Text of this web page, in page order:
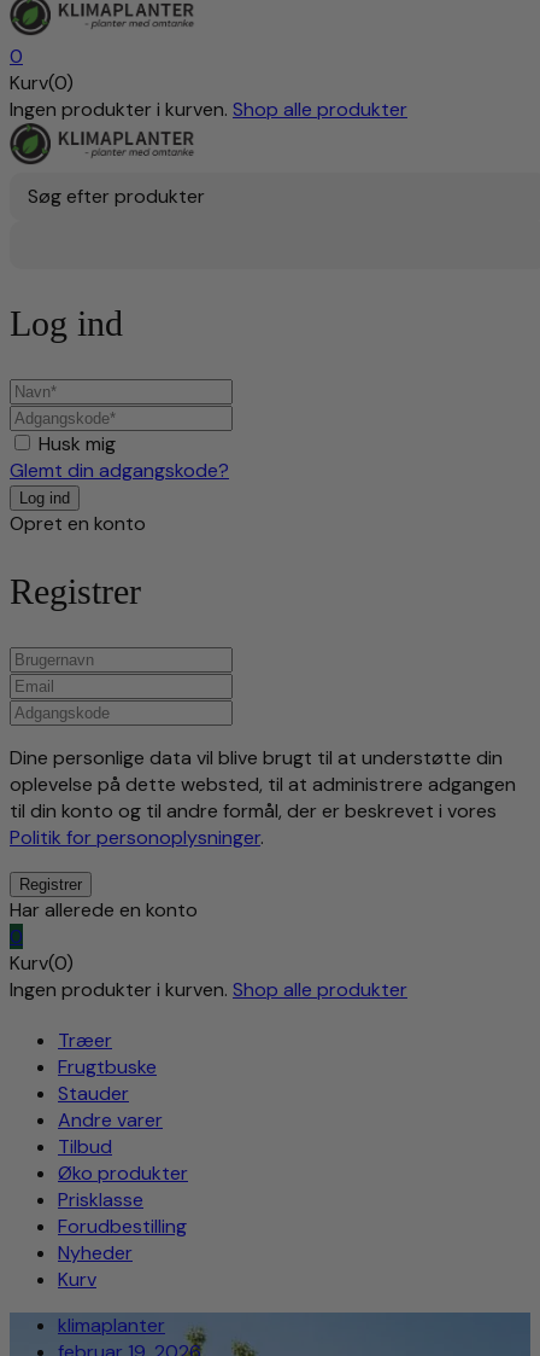
0
Kurv(0)
Ingen produkter i kurven. Shop alle produkter
Søg efter produkter
Log ind
Husk mig
Glemt din adgangskode?
Opret en konto
Registrer
Dine personlige data vil blive brugt til at understøtte din
oplevelse på dette websted, til at administrere adgangen
til din konto og til andre formål, der er beskrevet i vores
Politik for personoplysninger.
Har allerede en konto
0
Kurv(0)
Ingen produkter i kurven. Shop alle produkter
Træer
Frugtbuske
Stauder
Andre varer
Tilbud
Øko produkter
Prisklasse
Forudbestilling
Nyheder
Kurv
klimaplanter